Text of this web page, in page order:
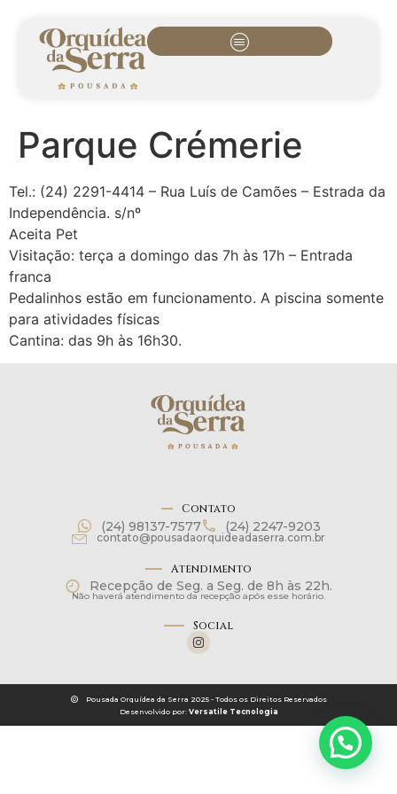
Parque Crémerie
Tel.: (24) 2291-4414 – Rua Luís de Camões – Estrada da
Independência. s/nº
Aceita Pet
Visitação: terça a domingo das 7h às 17h – Entrada
franca
Pedalinhos estão em funcionamento. A piscina somente
para atividades físicas
Cantina: das 9h às 16h30.
Contato
(24) 98137-7577 (24) 2247-9203
contato@pousadaorquideadaserra.com.br
Atendimento
Recepção de Seg. a Seg. de 8h às 22h.
Não haverá atendimento da recepção após esse horário.
Social
Pousada Orquídea da Serra 2025 - Todos os Direitos Reservados
Desenvolvido por: Versatile Tecnologia